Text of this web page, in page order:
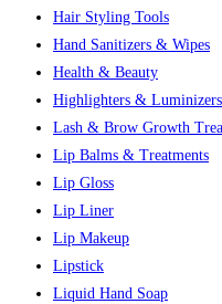
Hair Styling Tools
Hand Sanitizers & Wipes
Health & Beauty
Highlighters & Luminizers
Lash & Brow Growth
Lip Balms & Treatments
Lip Gloss
Lip Liner
Lip Makeup
Lipstick
Liquid Hand Soap